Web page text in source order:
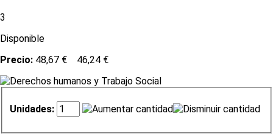
3
Disponible
Precio: 48,67 € 46,24 €
Unidades: